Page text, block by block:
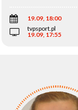
19.09, 18:00
tvpsport.pl
19.09, 17:55